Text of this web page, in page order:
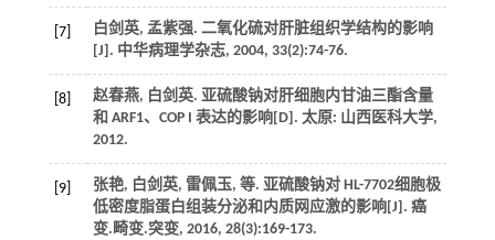
[7]
白剑英, 孟紫强. 二氧化硫对肝脏组织学结构的影响
[J]. 中华病理学杂志, 2004, 33(2):74-76.
[8] 赵春燕, 白剑英. 亚硫酸钠对肝细胞内甘油三酯含量
和 ARF1、COP I 表达的影响 [D]. 太原: 山西医科大学,
2012.
[9] 张艳, 白剑英, 雷佩玉, 等. 亚硫酸钠对 HL-7702细胞极
低密度脂蛋白组装分泌和内质网应激的影响[J]. 癌
变.畸变.突变, 2016, 28(3):169-173.